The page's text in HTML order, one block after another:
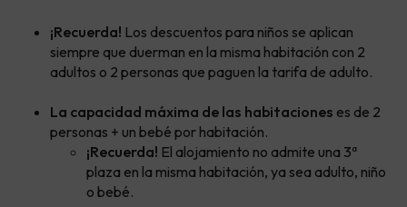
¡Recuerda! Los descuentos para niños se aplican
siempre que duerman en la misma habitación con 2
adultos o 2 personas que paguen la tarifa de adulto.
La capacidad máxima de las habitaciones es de 2
personas + un bebé por habitación.
¡Recuerda! El alojamiento no admite una 3ª
plaza en la misma habitación, ya sea adulto, niño
o bebé.